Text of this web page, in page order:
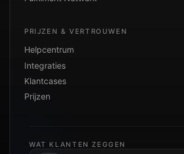
PRIJZEN & VERTROUWEN
Helpcentrum
Integraties
Klantcases
Prijzen
WAT KLANTEN ZEGGEN